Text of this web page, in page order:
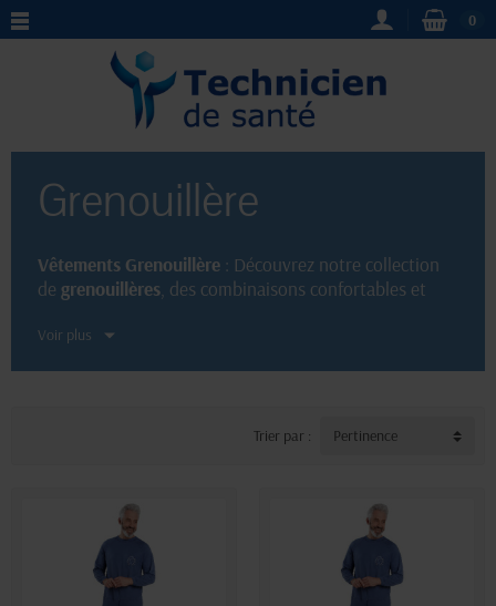
0
Grenouillère
Vêtements Grenouillère : Découvrez notre collection
de grenouillères, des combinaisons confortables et
Fabriquées avec des matériaux de qualité, nos
Voir plus
Trier par : Pertinence